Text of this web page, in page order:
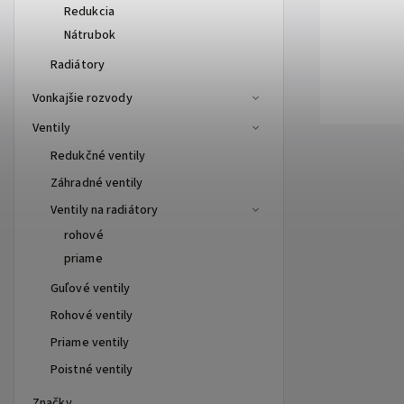
Redukcia
Nátrubok
Radiátory
Vonkajšie rozvody
Ventily
Redukčné ventily
Záhradné ventily
Ventily na radiátory
rohové
priame
Guľové ventily
Rohové ventily
Priame ventily
Poistné ventily